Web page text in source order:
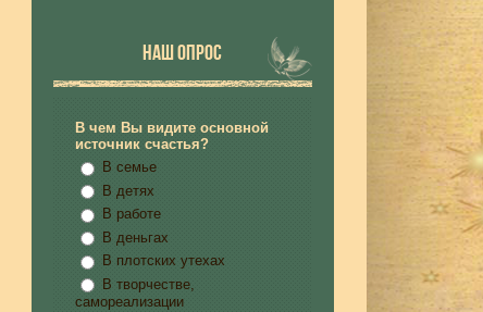
НАШ ОПРОС
В чем Вы видите основной
источник счастья?
В семье
В детях
В работе
В деньгах
В плотских утехах
В творчестве,
самореализации